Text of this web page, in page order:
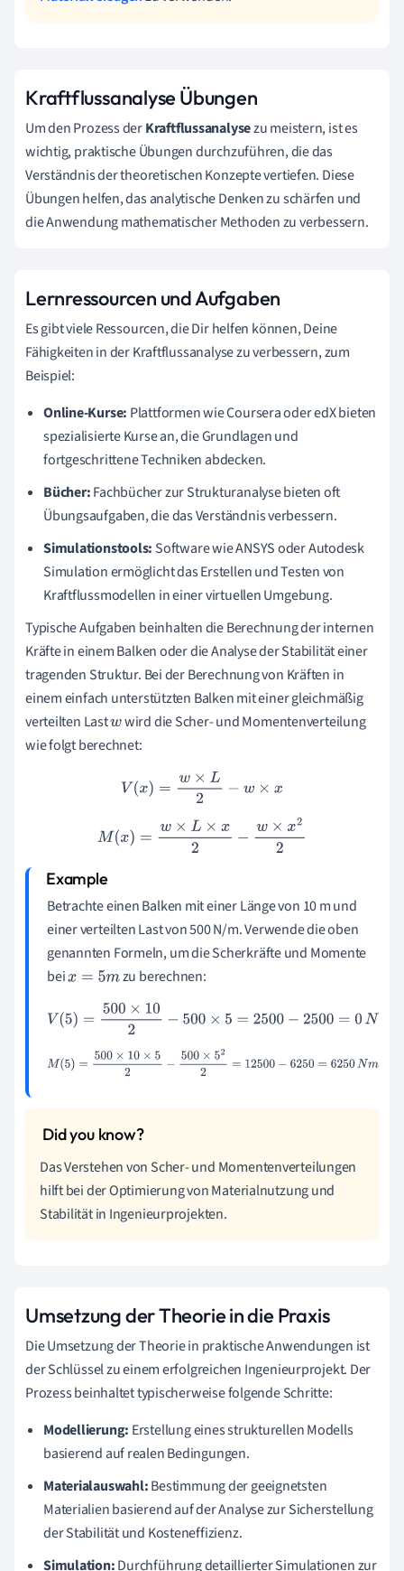
Kraftflussanalyse Übungen
Um den Prozess derKraftflussanalysezu meistern, ist es
wichtig, praktische Übungen durchzuführen, die das
Verständnis der theoretischen Konzepte vertiefen. Diese
Übungen helfen, das analytische Denken zu schärfen und
die Anwendung mathematischer Methoden zu verbessern.
Lernressourcen und Aufgaben
Es gibt viele Ressourcen, die Dir helfen können, Deine
Fähigkeiten in der Kraftflussanalyse zu verbessern, zum
Beispiel:
Online-Kurse: Plattformen wie Coursera oder edX bieten
spezialisierte Kurse an, die Grundlagen und
fortgeschrittene Techniken abdecken.
Bücher:Fachbücher zur Strukturanalyse bieten oft
Übungsaufgaben, die das Verständnis verbessern.
Simulationstools: Software wie ANSYS oder Autodesk
Simulation ermöglicht das Erstellen und Testen von
Kraftflussmodellen in einer virtuellen Umgebung.
Typische Aufgaben beinhalten die Berechnung der internen
Kräfte in einem Balken oder die Analyse der Stabilität einer
tragenden Struktur. Bei der Berechnung von Kräften in
einem einfach unterstützten Balken mit einer gleichmäßig
verteilten Lastwwird die Scher- und Momentenverteilung
wie folgt berechnet:
V(x )=w×L2− w× x
M x)= w× L× x2 −w 2
Betrachte einen Balken mit einer Länge von 10 m und
einer verteilten Last von 500 N/m. Verwende die oben
genannten Formeln, um die Scherkräfte und Momente
beix= 5m
zu berechnen:
V(5)=500× 102−500× 5= 2500−2500=0N
M(5 )=500×10×52 −500×522= 12500−6250=6250Nm
Das Verstehen von Scher- und Momentenverteilungen
hilft bei der Optimierung von Materialnutzung und
Stabilität in Ingenieurprojekten.
Umsetzung der Theorie in die Praxis
Die Umsetzung der Theorie in praktische Anwendungen ist
der Schlüssel zu einem erfolgreichen Ingenieurprojekt. Der
Prozess beinhaltet typischerweise folgende Schritte:
Modellierung: Erstellung eines strukturellen Modells
basierend auf realen Bedingungen.
Materialauswahl:Bestimmung der geeignetsten
Materialien basierend auf der Analyse zur Sicherstellung
der Stabilität und Kosteneffizienz.
Simulation:Durchführung detaillierter Simulationen zur